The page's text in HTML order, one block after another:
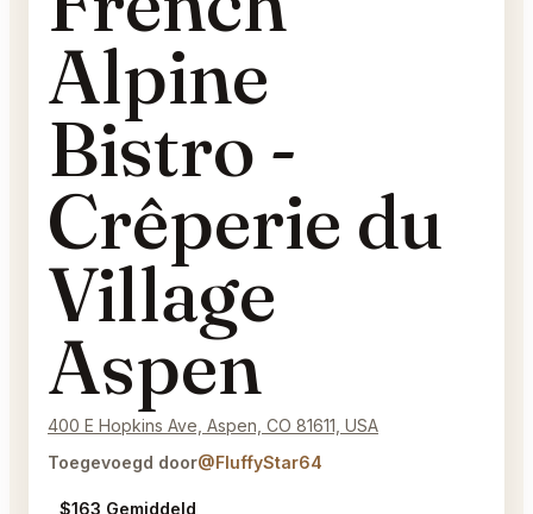
Alpine
Bistro -
Crêperie du
Village
Aspen
400 E Hopkins Ave, Aspen, CO 81611, USA
Toegevoegd door@FluffyStar64
$163 Gemiddeld